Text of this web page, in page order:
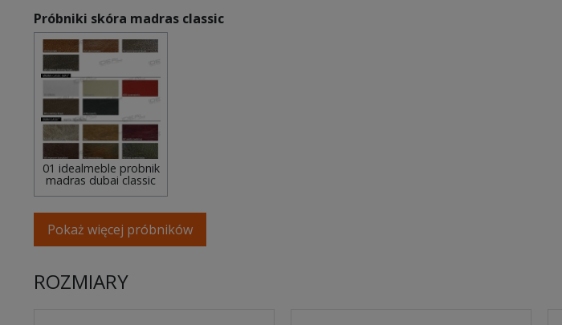
Próbniki skóra madras classic
01 idealmeble probnik
madras dubai classic
Pokaż więcej próbników
ROZMIARY